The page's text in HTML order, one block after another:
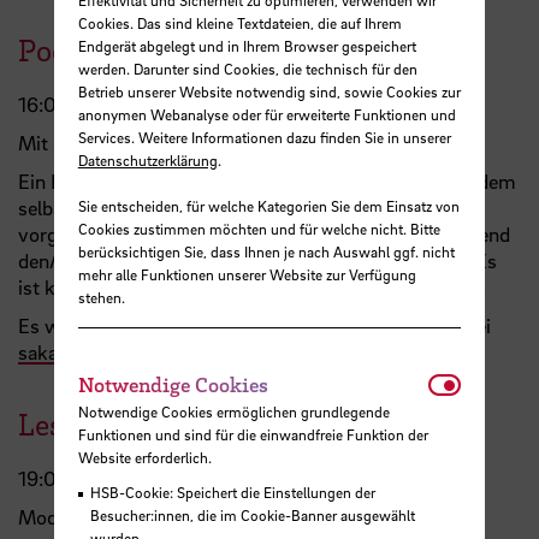
Poetry Slam
16:00 – 18:30 Uhr, Raum M 328
Mit Selin Akar, Anastasia Trippel
Ein Poetry-Slam ist ein literarischer Wettbewerb, bei dem
selbstverfasste Texte innerhalb von max. 7 Minuten
vorgetragen werden. Die Zuhörenden küren anschließend
den/die Sieger:in. Man kann auch als Team auftreten. Es
ist kein Thema vorgegeben, alle Themen sind möglich.
Es werden noch Vortragende gesucht. Bitte melden bei
sakar
Lesebühne: Schöner scheitern!
19:00 – 23:00 Uhr, Teilbibliothek Neustadtswall 30
Moderation: Kirsten Sander und Dieter Brinkmann
Cookies. Das sind kleine Textdateien, die auf Ihrem
Endgerät abgelegt und in Ihrem Browser gespeichert
werden. Darunter sind Cookies, die technisch für den
Betrieb unserer Website notwendig sind, sowie Cookies zur
anonymen Webanalyse oder für erweiterte Funktionen und
Services. Weitere Informationen dazu finden Sie in unserer
Datenschutzerklärung.
Sie entscheiden, für welche Kategorien Sie dem Einsatz von
Cookies zustimmen möchten und für welche nicht. Bitte
berücksichtigen Sie, dass Ihnen je nach Auswahl ggf. nicht
mehr alle Funktionen unserer Website zur Verfügung
stehen.
Notwendige Cookies
Notwendige Cookies ermöglichen grundlegende
Funktionen und sind für die einwandfreie Funktion der
Website erforderlich.
HSB-Cookie: Speichert die Einstellungen der
Besucher:innen, die im Cookie-Banner ausgewählt